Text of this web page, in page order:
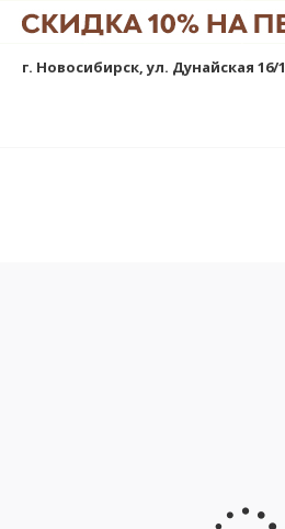
г. Новосибирск, ул. Дунайская 16/1